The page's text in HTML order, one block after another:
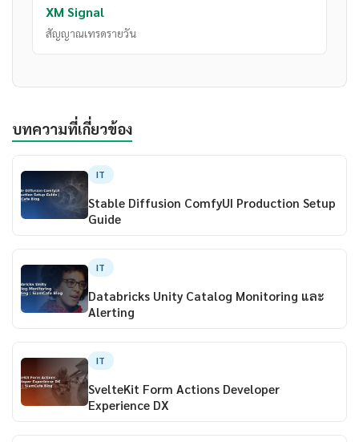
XM Signal
สัญญาณเทรดรายวัน
บทความที่เกี่ยวข้อง
IT
Stable Diffusion ComfyUI Production Setup
Guide
IT
Databricks Unity Catalog Monitoring และ
Alerting
IT
SvelteKit Form Actions Developer
Experience DX